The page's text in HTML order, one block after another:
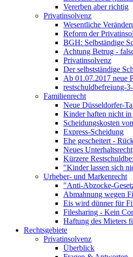
Vererben aber richtig
Privatinsolvenz
Wesentliche
Reform der
BGH: Selbständige
Achtung Betrug -
Privatinsolvenz
Der selbstständige
Ab 01.07.2017 neue
restschuldbefreiung-
Familienrecht
Neue Düsseldorfer-
Kinder haften nicht
Scheidungskosten
Express-Scheidung
Ehe gescheitert -
Neues Unterhaltsrecht
Kürzere
"Kinder lassen sich
Urheber- und Markenrecht
"Anti-Abzocke-
Abmahnung wegen
Eis wird dünner für
Filesharing - Kein
Haftung des Mieters
Rechtsgebiete
Privatinsolvenz
Überblick